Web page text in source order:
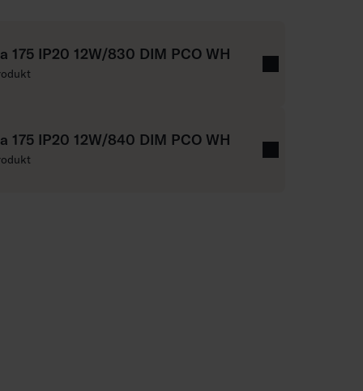
V) och Casambi.
0 … 25 °C.
175 IP20 12W/830 DIM PCO WH
175 IP20 12W/840 DIM PCO WH